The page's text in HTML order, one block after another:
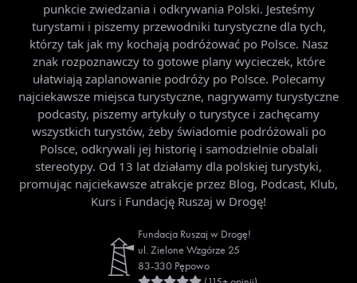
punkcie zwiedzania i odkrywania Polski. Jesteśmy
turystami i piszemy przewodniki turystyczne dla tych,
którzy tak jak my kochają podróżować po Polsce. Nasz
znak rozpoznawczy to gotowe plany wycieczek, które
ułatwiają zaplanowanie podróży po Polsce. Polecamy
najciekawsze miejsca turystyczne, nagrywamy turystyczne
podcasty, piszemy artykuły o turystyce i zachęcamy
wszystkich turystów, żeby świadomie podróżowali po
Polsce, odkrywali jej historię i samodzielnie obalali
stereotypy. Od 13 lat działamy dla polskiej turystyki,
promując najciekawsze atrakcje przez Blog, Podcast, Klub,
Kurs i Fundację Ruszaj w Drogę!
Fundacja Ruszaj w Drogę!
ul. Zielone Wzgórze 25
83-330 Pępowo